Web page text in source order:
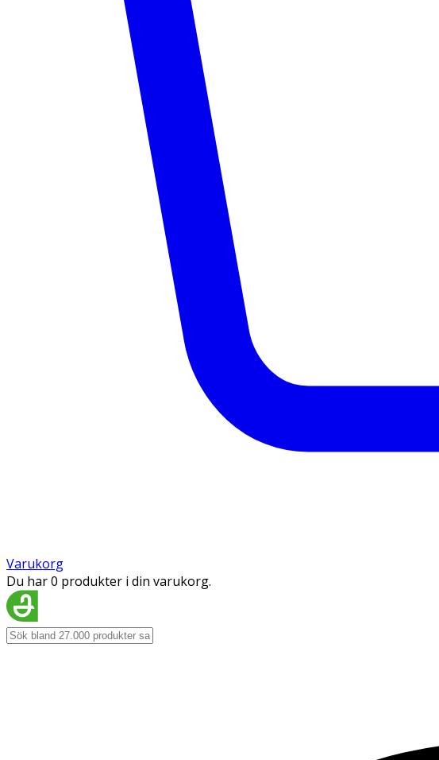
Varukorg
Du har 0 produkter i din varukorg.